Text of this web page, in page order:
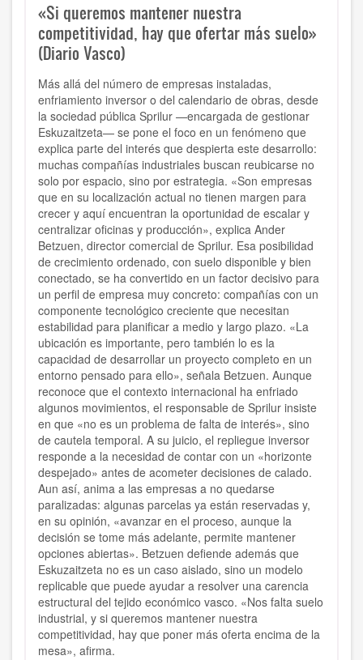
«Si queremos mantener nuestra
competitividad, hay que ofertar más suelo»
(Diario Vasco)
Más allá del número de empresas instaladas,
enfriamiento inversor o del calendario de obras, desde
la sociedad pública Sprilur —encargada de gestionar
Eskuzaitzeta— se pone el foco en un fenómeno que
explica parte del interés que despierta este desarrollo:
muchas compañías industriales buscan reubicarse no
solo por espacio, sino por estrategia. «Son empresas
que en su localización actual no tienen margen para
crecer y aquí encuentran la oportunidad de escalar y
centralizar oficinas y producción», explica Ander
Betzuen, director comercial de Sprilur. Esa posibilidad
de crecimiento ordenado, con suelo disponible y bien
conectado, se ha convertido en un factor decisivo para
un perfil de empresa muy concreto: compañías con un
componente tecnológico creciente que necesitan
estabilidad para planificar a medio y largo plazo. «La
ubicación es importante, pero también lo es la
capacidad de desarrollar un proyecto completo en un
entorno pensado para ello», señala Betzuen. Aunque
reconoce que el contexto internacional ha enfriado
algunos movimientos, el responsable de Sprilur insiste
en que «no es un problema de falta de interés», sino
de cautela temporal. A su juicio, el repliegue inversor
responde a la necesidad de contar con un «horizonte
despejado» antes de acometer decisiones de calado.
Aun así, anima a las empresas a no quedarse
paralizadas: algunas parcelas ya están reservadas y,
en su opinión, «avanzar en el proceso, aunque la
decisión se tome más adelante, permite mantener
opciones abiertas». Betzuen defiende además que
Eskuzaitzeta no es un caso aislado, sino un modelo
replicable que puede ayudar a resolver una carencia
estructural del tejido económico vasco. «Nos falta suelo
industrial, y si queremos mantener nuestra
competitividad, hay que poner más oferta encima de la
mesa», afirma.